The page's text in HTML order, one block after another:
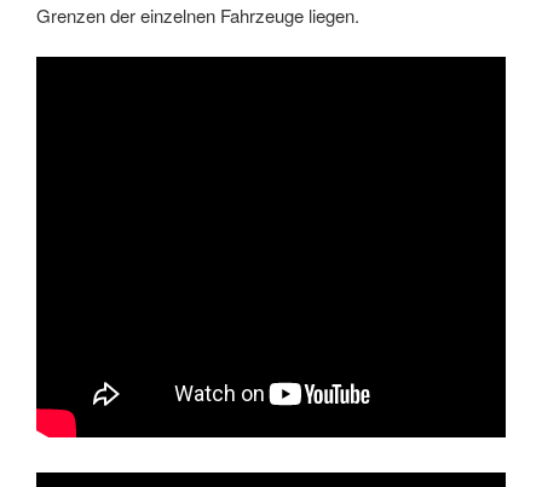
Grenzen der einzelnen Fahrzeuge liegen.